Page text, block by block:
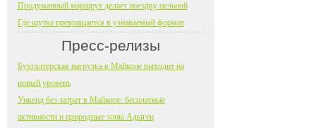
Продуманный маршрут делает поездку цельной
Где шутка превращается в узнаваемый формат
Пресс-релизы
Бухгалтерская нагрузка в Майкопе выходит на
новый уровень
Уикенд без затрат в Майкопе: бесплатные
активности и природные зоны Адыгеи